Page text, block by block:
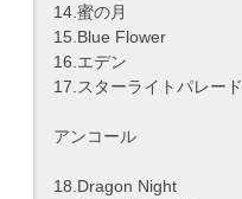
14.蜜の月
15.Blue Flower
16.エデン
17.スターライトパレード
アンコール
18.Dragon Night